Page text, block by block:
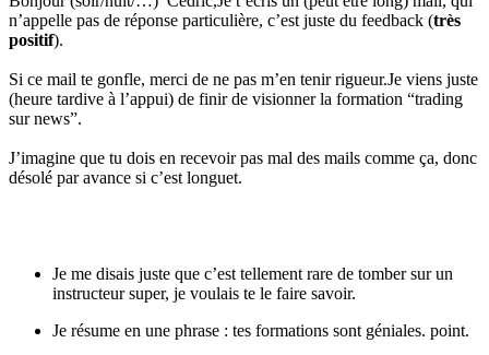
n’appelle pas de réponse particulière, c’est juste du feedback (très
positif).
Si ce mail te gonfle, merci de ne pas m’en tenir rigueur.Je viens juste
(heure tardive à l’appui) de finir de visionner la formation “trading
sur news”.
J’imagine que tu dois en recevoir pas mal des mails comme ça, donc
désolé par avance si c’est longuet.
Je me disais juste que c’est tellement rare de tomber sur un
instructeur super, je voulais te le faire savoir.
Je résume en une phrase : tes formations sont géniales. point.